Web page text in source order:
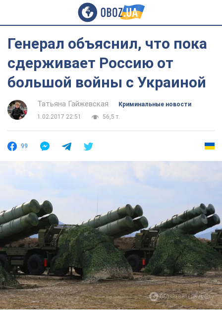
Генерал объяснил, что пока
сдерживает Россию от
большой войны с Украиной
Татьяна Гайжевская
Криминальные новости
1.02.2017 22:51
56,5 т.
99